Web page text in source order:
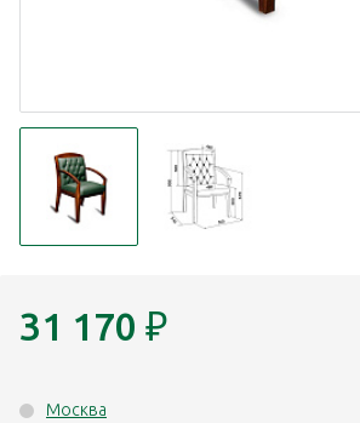
31 170 ₽
Москва